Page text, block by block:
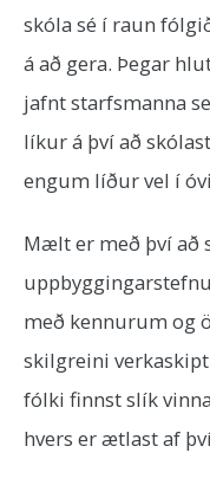
skóla sé í raun
á að gera. Þegar
jafnt starfsmanna
líkur á því að
engum líður vel í
Mælt er með því að
með kennurum og
skilgreini
fólki finnst slík
hvers er ætlast af